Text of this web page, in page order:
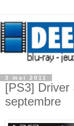
3 mai 2011
[PS3] Driver
septembre